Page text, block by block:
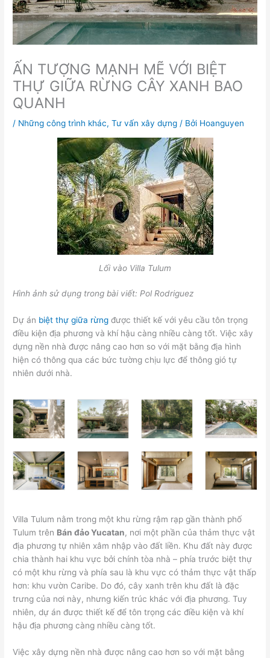
ẤN TƯỢNG MẠNH MẼ VỚI BIỆT
THỰ GIỮA RỪNG CÂY XANH BAO
QUANH
/ Những công trình khác,Tư vấn xây dựng / Bởi Hoanguyen
Lối vào Villa Tulum
Hình ảnh sử dụng trong bài viết:Pol Rodriguez
Dự án biệt thự giữa rừng được thiết kế với yêu cầu tôn trọng
điều kiện địa phương và khí hậu càng nhiều càng tốt. Việc xây
dựng nền nhà được nâng cao hơn so với mặt bằng địa hình
hiện có thông qua các bức tường chịu lực để thông gió tự
nhiên dưới nhà.
Villa Tulum nằm trong một khu rừng rậm rạp gần thành phố
Tulum trên Bán đảo Yucatan, nơi một phần của thảm thực vật
địa phương tự nhiên xâm nhập vào đất liền. Khu đất này được
chia thành hai khu vực bởi chính tòa nhà – phía trước biệt thự
có một khu rừng và phía sau là khu vực có thảm thực vật thấp
hơn: khu vườn Caribe. Do đó, cây xanh trên khu đất là đặc
trưng của nơi này, nhưng kiến ​​trúc khác với địa phương. Tuy
nhiên, dự án được thiết kế để tôn trọng các điều kiện và khí
hậu địa phương càng nhiều càng tốt.
Việc xây dựng nền nhà được nâng cao hơn so với mặt bằng